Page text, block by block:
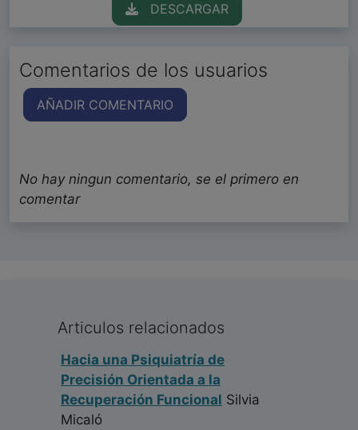
DESCARGAR
Comentarios de los usuarios
AÑADIR COMENTARIO
No hay ningun comentario, se el primero en
comentar
Articulos relacionados
Hacia una Psiquiatría de
Precisión Orientada a la
Recuperación Funcional Silvia
Micaló